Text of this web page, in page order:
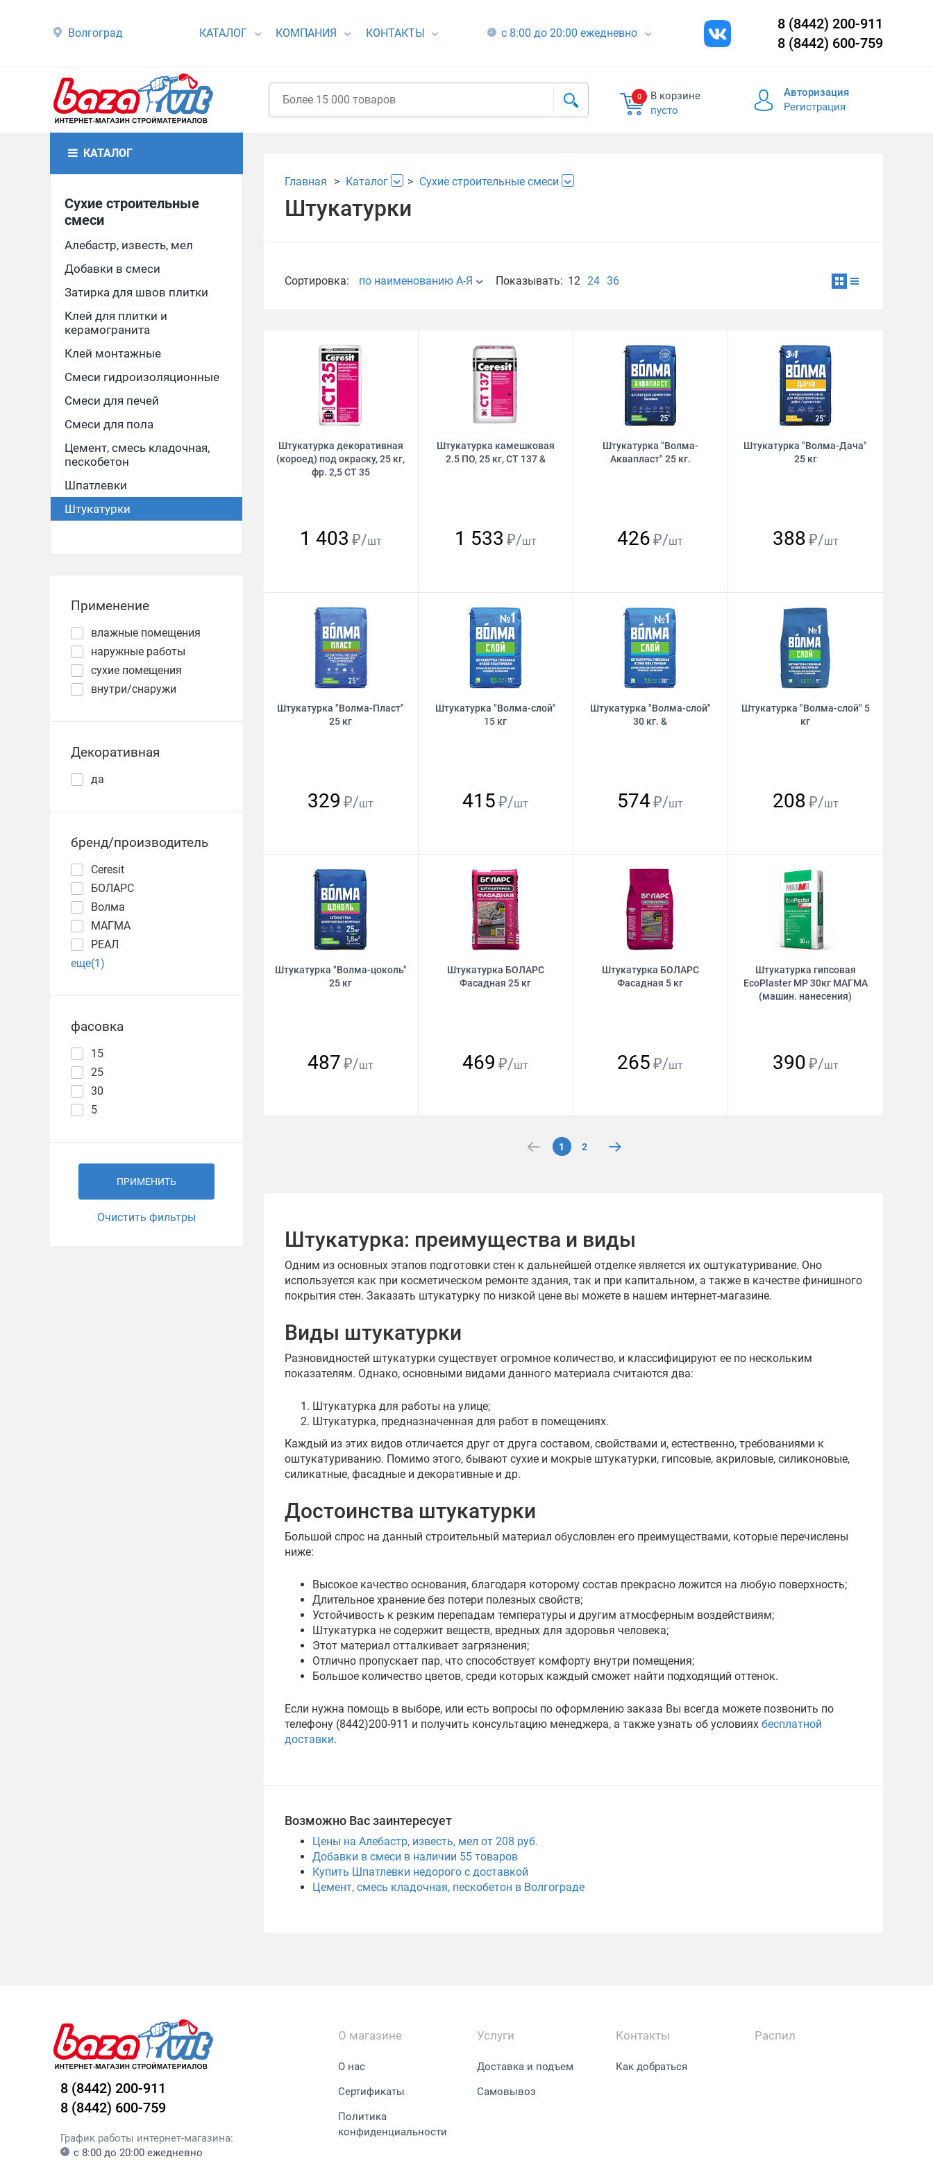
Волгоград КАТАЛОГ КОМПАНИЯ КОНТАКТЫ с 8:00 до 20:00 ежедневно
8 (8442) 200-911
8 (8442) 600-759
0
В корзине
пусто
Авторизация
Регистрация
КАТАЛОГ
Сухие строительные
смеси
Алебастр, известь, мел
Добавки в смеси
Затирка для швов плитки
Клей для плитки и
керамогранита
Клей монтажные
Смеси гидроизоляционные
Смеси для печей
Смеси для пола
Цемент, смесь кладочная,
пескобетон
Шпатлевки
Штукатурки
Применение
влажные помещения
наружные работы
сухие помещения
внутри/снаружи
Декоративная
да
бренд/производитель
Ceresit
БОЛАРС
Волма
МАГМА
РЕАЛ
еще(1)
фасовка
15
25
30
5
ПРИМЕНИТЬ
Очистить фильтры
Главная Каталог Сухие строительные смеси
Штукатурки
Сортировка: по наименованию А-Я Показывать: 12 24 36
Штукатурка декоративная
(короед) под окраску, 25 кг,
фр. 2,5 CТ 35
1 403 ₽/шт
Штукатурка камешковая
2.5 ПО, 25 кг, CТ 137 &
1 533 ₽/шт
Штукатурка "Волма-
Аквапласт" 25 кг.
426 ₽/шт
Штукатурка "Волма-Дача"
25 кг
388 ₽/шт
Штукатурка "Волма-Пласт"
25 кг
329 ₽/шт
Штукатурка "Волма-слой"
15 кг
415 ₽/шт
Штукатурка "Волма-слой"
30 кг. &
574₽/шт
Штукатурка "Волма-слой" 5
кг
208 ₽/шт
Штукатурка "Волма-цоколь"
25 кг
487 ₽/шт
Штукатурка БОЛАРС
Фасадная 25 кг
469 ₽/шт
Штукатурка БОЛАРС
Фасадная 5 кг
265 ₽/шт
Штукатурка гипсовая
EcoPlaster MP 30кг МАГМА
(машин. нанесения)
390 ₽/шт
1 2
Штукатурка: преимущества и виды
Одним из основных этапов подготовки стен к дальнейшей отделке является их оштукатуривание. Оно
используется как при косметическом ремонте здания, так и при капитальном, а также в качестве финишного
покрытия стен. Заказать штукатурку по низкой цене вы можете в нашем интернет-магазине.
Виды штукатурки
Разновидностей штукатурки существует огромное количество, и классифицируют ее по нескольким
показателям. Однако, основными видами данного материала считаются два:
Штукатурка для работы на улице;
Штукатурка, предназначенная для работ в помещениях.
Каждый из этих видов отличается друг от друга составом, свойствами и, естественно, требованиями к
оштукатуриванию. Помимо этого, бывают сухие и мокрые штукатурки, гипсовые, акриловые, силиконовые,
силикатные, фасадные и декоративные и др.
Достоинства штукатурки
Большой спрос на данный строительный материал обусловлен его преимуществами, которые перечислены
ниже:
Высокое качество основания, благодаря которому состав прекрасно ложится на любую поверхность;
Длительное хранение без потери полезных свойств;
Устойчивость к резким перепадам температуры и другим атмосферным воздействиям;
Штукатурка не содержит веществ, вредных для здоровья человека;
Этот материал отталкивает загрязнения;
Отлично пропускает пар, что способствует комфорту внутри помещения;
Большое количество цветов, среди которых каждый сможет найти подходящий оттенок.
Если нужна помощь в выборе, или есть вопросы по оформлению заказа Вы всегда можете позвонить по
телефону (8442)200-911 и получить консультацию менеджера, а также узнать об условиях бесплатной
доставки.
Возможно Вас заинтересует
Цены на Алебастр, известь, мел от 208 руб.
Добавки в смеси в наличии 55товаров
Купить Шпатлевки недорого с доставкой
Цемент, смесь кладочная, пескобетон в Волгограде
8 (8442) 200-911
8 (8442) 600-759
График работы интернет-магазина:
с 8:00 до 20:00 ежедневно
О магазине
О нас
Сертификаты
Политика
конфиденциальности
Услуги
Доставка и подъем
Самовывоз
Контакты
Как добраться
Распил